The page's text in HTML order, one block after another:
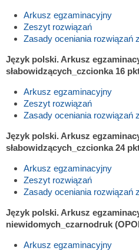
Arkusz egzaminacyjny
Zeszyt rozwiązań
Zasady oceniania rozwiązań
Język polski. Arkusz
słabowidzących_czcionka 16
Arkusz egzaminacyjny
Zeszyt rozwiązań
Zasady oceniania rozwiązań
Język polski. Arkusz
słabowidzących_czcionka 24
Arkusz egzaminacyjny
Zeszyt rozwiązań
Zasady oceniania rozwiązań
Język polski. Arkusz
niewidomych_czarnodruk
Arkusz egzaminacyjny